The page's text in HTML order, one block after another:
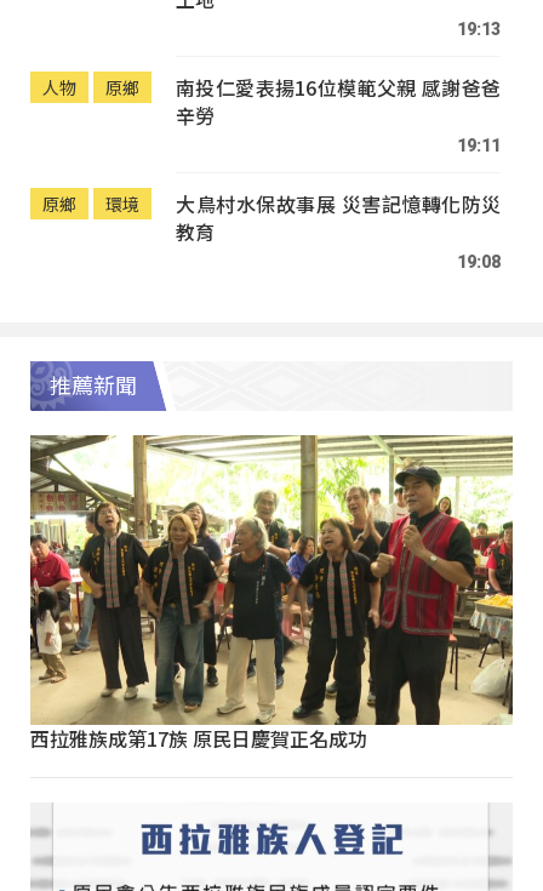
19:13
人物 原鄉
南投仁愛表揚16位模範父親 感謝爸爸
辛勞
19:11
原鄉 環境
大鳥村水保故事展 災害記憶轉化防災
教育
19:08
推薦新聞
西拉雅族成第17族 原民日慶賀正名成功